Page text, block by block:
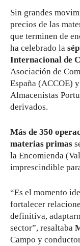
Sin grandes
precios de las
que terminen de
ha celebrado la
Internacional de
Asociación de
España (ACCOE)
Almacenistas
derivados.
Más de 350
materias primas
la Encomienda
imprescindible
“Es el momento
fortalecer
definitiva,
sector”, resaltaba
Campo y